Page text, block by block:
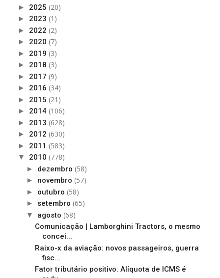
► 2025 (20)
► 2023 (1)
► 2022 (2)
► 2020 (7)
► 2019 (3)
► 2018 (3)
► 2017 (9)
► 2016 (34)
► 2015 (21)
► 2014 (106)
► 2013 (628)
► 2012 (630)
► 2011 (583)
▼ 2010 (778)
► dezembro (58)
► novembro (57)
► outubro (58)
► setembro (65)
▼ agosto (68)
Comunicação | Lamborghini Tractors, o mesmo
concei...
Raixo-x da aviação: novos passageiros, guerra
fisc...
Fator tributário positivo: Alíquota de ICMS é